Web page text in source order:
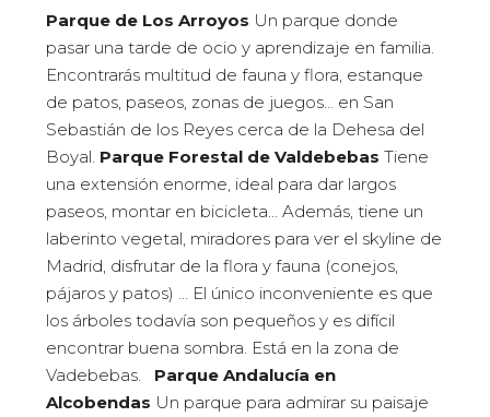
Parque de Los Arroyos Un parque donde
pasar una tarde de ocio y aprendizaje en familia.
Encontrarás multitud de fauna y flora, estanque
de patos, paseos, zonas de juegos… en San
Sebastián de los Reyes cerca de la Dehesa del
Boyal. Parque Forestal de Valdebebas Tiene
una extensión enorme, ideal para dar largos
paseos, montar en bicicleta… Además, tiene un
laberinto vegetal, miradores para ver el skyline de
Madrid, disfrutar de la flora y fauna (conejos,
pájaros y patos) … El único inconveniente es que
los árboles todavía son pequeños y es difícil
encontrar buena sombra. Está en la zona de
Vadebebas. Parque Andalucía en
Alcobendas Un parque para admirar su paisaje